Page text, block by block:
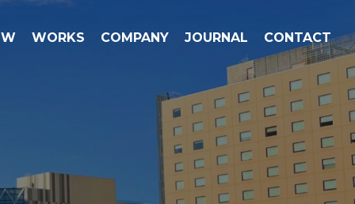
WORKS COMPANY JOURNAL CONTACT